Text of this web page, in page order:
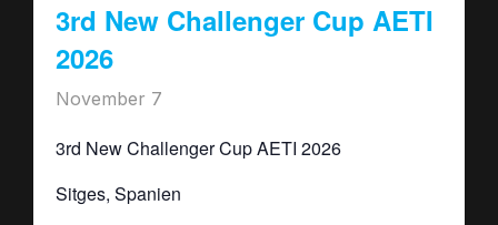
3rd New Challenger Cup AETI
2026
November 7
3rd New Challenger Cup AETI 2026
Sitges, Spanien